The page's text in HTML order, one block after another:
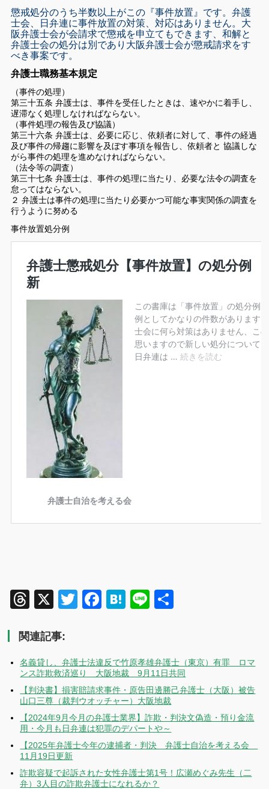
懲戒処分のうち半数以上がこの『事件放置』です。弁護
士会、日弁連に事件放置の対策、対応はありません。 大
阪弁護士会が会請求で懲戒を申立てもできます、和解と
弁護士会の処分は別であり大阪弁護士会が懲戒請求をす
べき事案です。
弁護士職務基本規定
（事件の処理）
第三十五条 弁護士は、事件を受任したときは、速やかに着手し、
遅滞なく処理しなければならない。
（事件処理の報告及び協議）
第三十六条 弁護士は、必要に応じ、依頼者に対して、事件の経過
及び事件の帰趨に影響を及ぼす事項を報告し、依頼者と 協議しな
がら事件の処理を進めなければならない。
（法令等の調査）
第三十七条 弁護士は、事件の処理に当たり、必要な法令の調査を
怠ってはならない。
２ 弁護士は事件の処理に当たり必要かつ可能な事実関係の調査を
行うように努める
事件放置処分例
Threads
X TwitterFacebook
Hatena
Line
関連記事:
名義貸し、弁護士法違反で竹原孝雄弁護士（東京）有罪 ロマ
ンス詐欺救済巡り 大阪地裁 9月11日共同
【判決書】損害賠請求事件・原告田邊勝己弁護士（大阪）被告
山口三尊（裁判ウオッチャー）大阪地裁
【2024年9月今月の弁護士業界】詐欺・判決文偽造・預り金流
用・今月も日弁連は犯罪のデパートや～
【2025年弁護士今年の逮捕者・判決 弁護士自治を考える会
11月19日更新
詐欺容疑で起訴された女性弁護士第1号！広瀬めぐみ先生（二
弁）3人目の詐欺弁護士になれるか？